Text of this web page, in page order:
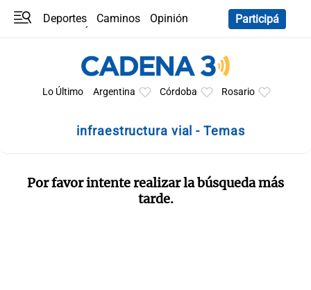
Deportes Caminos
Opinión
Participá
Lo Último Argentina Córdoba Rosario
infraestructura vial - Temas
Por favor intente realizar la búsqueda más
tarde.